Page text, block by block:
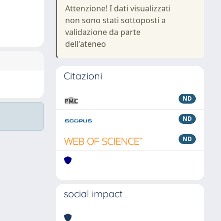
Attenzione! I dati visualizzati
non sono stati sottoposti a
validazione da parte
dell'ateneo
Citazioni
ND
ND
ND
social impact